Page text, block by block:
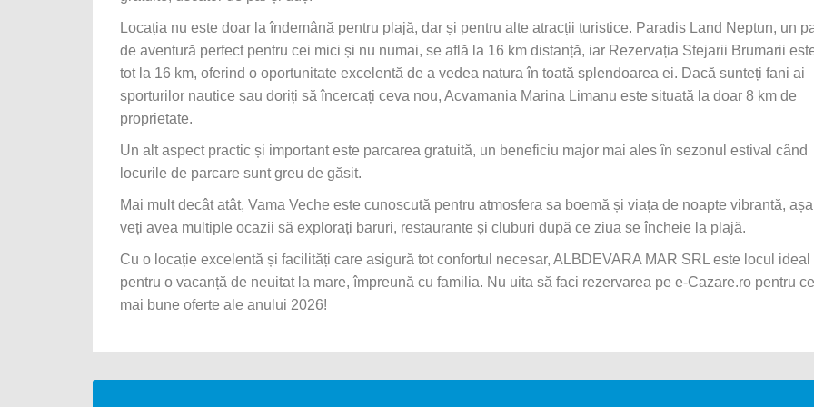
Locația nu este doar la îndemână pentru plajă, dar și pentru alte atracții turistice. Paradis Land Neptun, un
de aventură perfect pentru cei mici și nu numai, se află la 16 km distanță, iar Rezervația Stejarii Brumarii
tot la 16 km, oferind o oportunitate excelentă de a vedea natura în toată splendoarea ei. Dacă sunteți fani ai
sporturilor nautice sau doriți să încercați ceva nou, Acvamania Marina Limanu este situată la doar 8 km de
proprietate.
Un alt aspect practic și important este parcarea gratuită, un beneficiu major mai ales în sezonul estival când
locurile de parcare sunt greu de găsit.
Mai mult decât atât, Vama Veche este cunoscută pentru atmosfera sa boemă și viața de noapte vibrantă,
veți avea multiple ocazii să explorați baruri, restaurante și cluburi după ce ziua se încheie la plajă.
Cu o locație excelentă și facilități care asigură tot confortul necesar, ALBDEVARA MAR SRL este locul ideal
pentru o vacanță de neuitat la mare, împreună cu familia. Nu uita să faci rezervarea pe e-Cazare.ro pentru
mai bune oferte ale anului 2026!